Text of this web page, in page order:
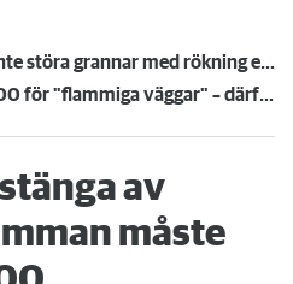
Dealen för att bo kvar: Får inte störa grannar med rökning eller utsätta dem för brandfara
Hyresgäst krävdes på 40 000 för "flammiga väggar" – därför höll inte värdens bevis i rätten
av
måste